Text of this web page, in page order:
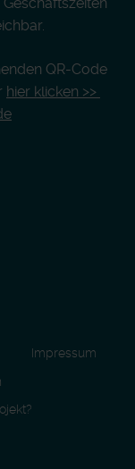
QR-Code
hier klicken >>
Impressum